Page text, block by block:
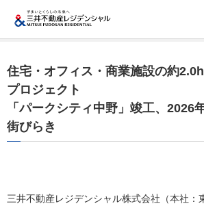
すまいについて
くらしについて
すまいとくらしへの想い
採用情報
住宅・オフィス・商業施設の約
プロジェクト
「パークシティ中野」竣工、2026
街びらき
三井不動産レジデンシャル株式会社（本社：